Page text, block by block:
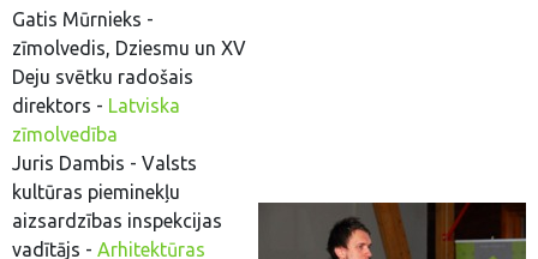
Gatis Mūrnieks -
zīmolvedis, Dziesmu un XV
Deju svētku radošais
direktors - Latviska
zīmolvedība
Juris Dambis - Valsts
kultūras pieminekļu
aizsardzības inspekcijas
vadītājs - Arhitektūras